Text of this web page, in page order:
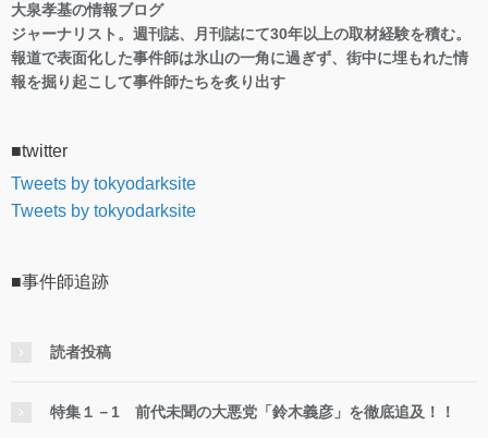
大泉孝基の情報ブログ
ジャーナリスト。週刊誌、月刊誌にて30年以上の取材経験を積む。
報道で表面化した事件師は氷山の一角に過ぎず、街中に埋もれた情
報を掘り起こして事件師たちを炙り出す
■twitter
Tweets by tokyodarksite
Tweets by tokyodarksite
■事件師追跡
読者投稿
特集１－1 前代未聞の大悪党「鈴木義彦」を徹底追及！！